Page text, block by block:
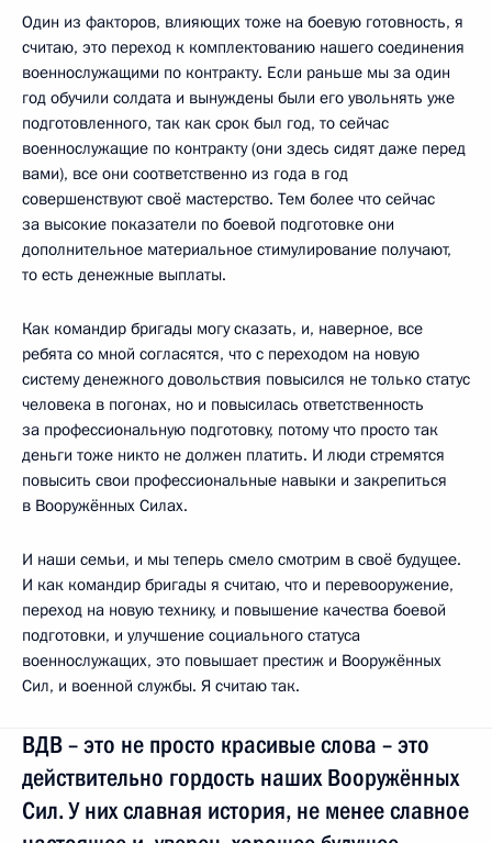
Один из факторов, влияющих тоже на боевую готовность, я
считаю, это переход к комплектованию нашего соединения
военнослужащими по контракту. Если раньше мы за один
год обучили солдата и вынуждены были его увольнять уже
подготовленного, так как срок был год, то сейчас
военнослужащие по контракту (они здесь сидят даже перед
вами), все они соответственно из года в год
совершенствуют своё мастерство. Тем более что сейчас
за высокие показатели по боевой подготовке они
дополнительное материальное стимулирование получают,
то есть денежные выплаты.
Как командир бригады могу сказать, и, наверное, все
ребята со мной согласятся, что с переходом на новую
систему денежного довольствия повысился не только статус
человека в погонах, но и повысилась ответственность
за профессиональную подготовку, потому что просто так
деньги тоже никто не должен платить. И люди стремятся
повысить свои профессиональные навыки и закрепиться
в Вооружённых Силах.
И наши семьи, и мы теперь смело смотрим в своё будущее.
И как командир бригады я считаю, что и перевооружение,
переход на новую технику, и повышение качества боевой
подготовки, и улучшение социального статуса
военнослужащих, это повышает престиж и Вооружённых
Сил, и военной службы. Я считаю так.
ВДВ – это не просто красивые слова – это
действительно гордость наших Вооружённых
Сил. У них славная история, не менее славное